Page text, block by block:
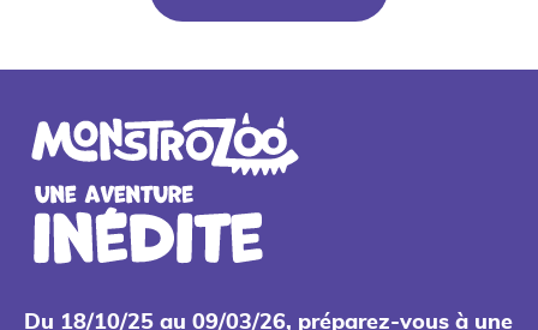
Du 18/10/25 au 09/03/26, préparez-vous à une